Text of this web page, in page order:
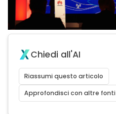
Chiedi all'AI
Riassumi questo articolo
Approfondisci con altre fonti